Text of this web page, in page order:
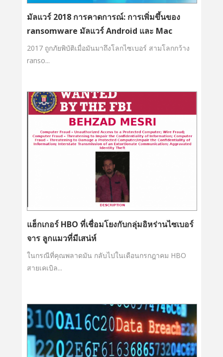
มัลแวร์ 2018 การคาดการณ์: การเพิ่มขึ้นของ
ransomware มัลแวร์ Android และ Mac
2017 ถูกภัยพิบัติเมื่อมันมาถึงโลกไซเบอร์ สามโลกกว้าง
ranso...
แฮ็กเกอร์ HBO ที่เชื่อมโยงกับกลุ่มอิหร่านไซเบอร์
จาร ลูกแมวที่มีเสน่ห์
ในกรณีที่คุณพลาดมัน กลับไปในเดือนกรกฎาคม HBO
สายเคเบิล...